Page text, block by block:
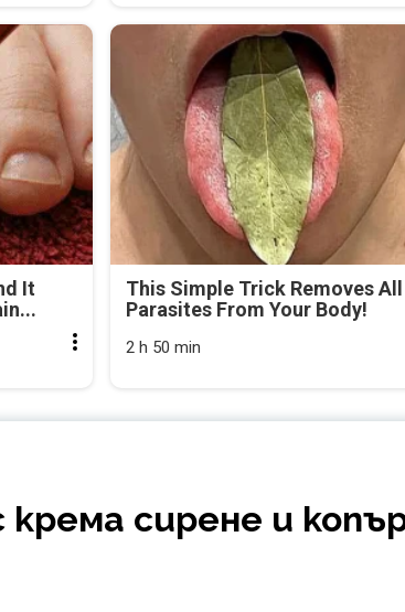
It
This Simple Trick Removes All
Parasites From Your Body!
2 h 50 min
сирене и